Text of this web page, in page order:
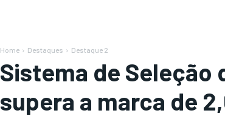
Home Destaques Destaque 2
Sistema de Seleção
supera a marca de